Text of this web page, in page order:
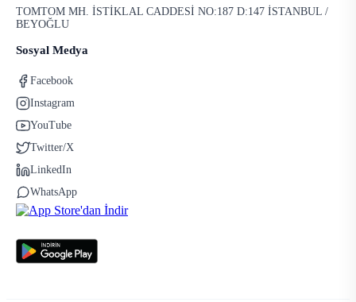
TOMTOM MH. İSTİKLAL CADDESİ NO:187 D:147 İSTANBUL /
BEYOĞLU
Sosyal Medya
Facebook
Instagram
YouTube
Twitter/X
LinkedIn
WhatsApp